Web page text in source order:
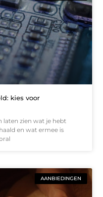
kies voor
laten zien wat je hebt
en wat ermee is
AANBIEDINGEN